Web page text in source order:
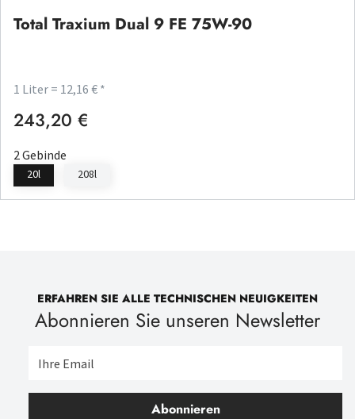
Total Traxium Dual 9 FE 75W-90
1 Liter = 12,16 € *
Regulärer Preis:
243,20 €
2 Gebinde
20l 208l
ERFAHREN SIE ALLE TECHNISCHEN NEUIGKEITEN
Abonnieren Sie unseren Newsletter
Abonnieren